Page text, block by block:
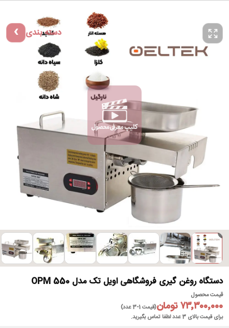
دسته بندی
►
دستگاه روغن گیری فروشگاهی اویل تک مدل OPM 550
قیمت محصول
۷۳٬۳۰۰٬۰۰۰ تومان
(قیمت 1-3 عدد)
برای قیمت بالای 3 عدد لطفا تماس بگیرید.